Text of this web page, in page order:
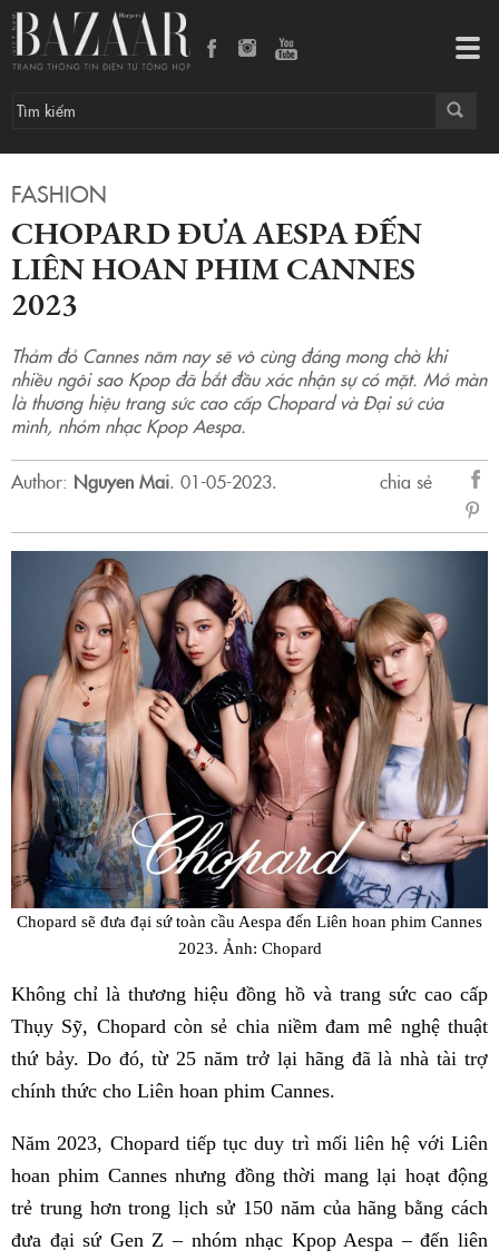
FASHION
CHOPARD ĐƯA AESPA ĐẾN
LIÊN HOAN PHIM CANNES
2023
Thảm đỏ Cannes năm nay sẽ vô cùng đáng mong chờ khi
nhiều ngôi sao Kpop đã bắt đầu xác nhận sự có mặt. Mở màn
là thương hiệu trang sức cao cấp Chopard và Đại sứ của
mình, nhóm nhạc Kpop Aespa.
Author: Nguyen Mai. 01-05-2023.
chia sẻ
sẻ
Chopard sẽ đưa đại sứ toàn cầu Aespa đến Liên hoan phim Cannes
2023. Ảnh: Chopard
Không chỉ là thương hiệu đồng hồ và trang sức cao cấp
Thụy Sỹ, Chopard còn sẻ chia niềm đam mê nghệ thuật
thứ bảy. Do đó, từ 25 năm trở lại hãng đã là nhà tài trợ
chính thức cho Liên hoan phim Cannes.
Năm 2023, Chopard tiếp tục duy trì mối liên hệ với Liên
hoan phim Cannes nhưng đồng thời mang lại hoạt động
trẻ trung hơn trong lịch sử 150 năm của hãng bằng cách
đưa đại sứ Gen Z – nhóm nhạc Kpop Aespa – đến liên
Chopard đưa Aespa đến liên hoan phim Cannes 2023